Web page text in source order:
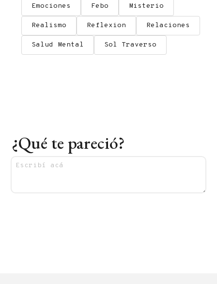
Emociones Febo Misterio
Realismo Reflexion Relaciones
Salud Mental Sol Traverso
¿Qué te pareció?